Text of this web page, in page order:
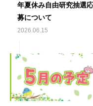
年夏休み自由研究抽選応
募について
2026.06.15